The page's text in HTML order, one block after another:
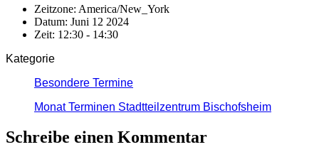
Zeitzone: America/New_York
Datum: Juni 12 2024
Zeit: 12:30 - 14:30
Kategorie
Besondere Termine
Monat Terminen Stadtteilzentrum Bischofsheim
Schreibe einen Kommentar